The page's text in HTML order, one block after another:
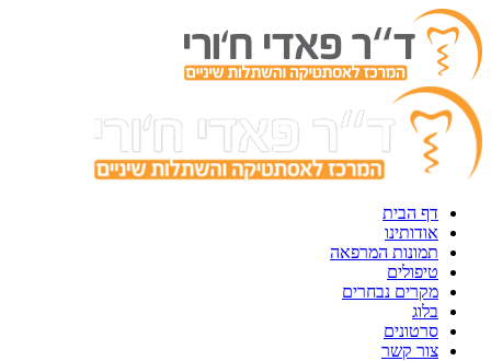
דף הבית
אודותינו
תמונות המרפאה
טיפולים
מקרים נבחרים
בלוג
סרטונים
צור קשר